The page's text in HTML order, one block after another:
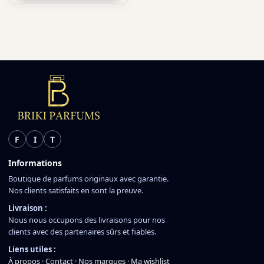
F I T
Informations
Boutique de parfums originaux avec garantie.
Nos clients satisfaits en sont la preuve.
Livraison :
Nous nous occupons des livraisons pour nos
clients avec des partenaires sûrs et fiables.
Liens utiles :
À propos ·Contact · Nos marques · Ma wishlist